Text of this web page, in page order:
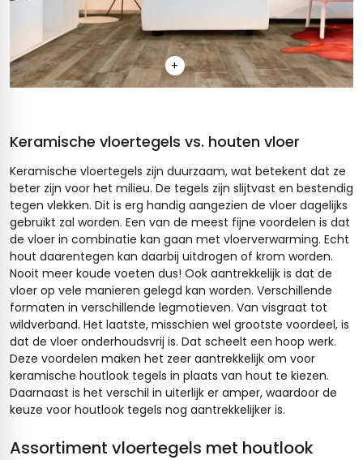
+
Keramische vloertegels vs. houten vloer
Keramische vloertegels zijn duurzaam, wat betekent dat ze
beter zijn voor het milieu. De tegels zijn slijtvast en bestendig
tegen vlekken. Dit is erg handig aangezien de vloer dagelijks
gebruikt zal worden. Een van de meest fijne voordelen is dat
de vloer in combinatie kan gaan met vloerverwarming. Echt
hout daarentegen kan daarbij uitdrogen of krom worden.
Nooit meer koude voeten dus! Ook aantrekkelijk is dat de
vloer op vele manieren gelegd kan worden. Verschillende
formaten in verschillende legmotieven. Van visgraat tot
wildverband. Het laatste, misschien wel grootste voordeel, is
dat de vloer onderhoudsvrij is. Dat scheelt een hoop werk.
Deze voordelen maken het zeer aantrekkelijk om voor
keramische houtlook tegels in plaats van hout te kiezen.
Daarnaast is het verschil in uiterlijk er amper, waardoor de
keuze voor houtlook tegels nog aantrekkelijker is.
Assortiment vloertegels met houtlook